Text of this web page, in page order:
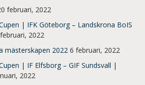
februari, 2022
| IFK Göteborg – Landskrona BoIS
2022
mästerskapen 2022 6 februari, 2022
| IF Elfsborg – GIF Sundsvall |
2022